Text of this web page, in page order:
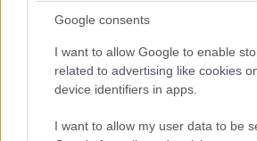
Google consents
I want to allow Google to enable
related to advertising like cookies
device identifiers in apps.
I want to allow my user data to be
Diákok a munkaerőpiacon: Így
trendeket a fiatalok elvárásai (X)
A diákoknak már nem elég a magas